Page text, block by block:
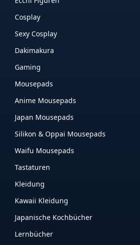
Cosplay
Sexy Cosplay
Dakimakura
Gaming
Mousepads
Anime Mousepads
Japan Mousepads
Silikon & Oppai Mousepads
Waifu Mousepads
Tastaturen
Kleidung
Kawaii Kleidung
Japanische Kochbücher
Lernbücher